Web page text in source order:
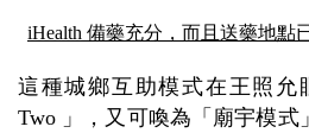
iHealth 備藥充分，而且送藥地點
這種城鄉互助模式在王照允
Two 」，又可喚為「廟宇模式